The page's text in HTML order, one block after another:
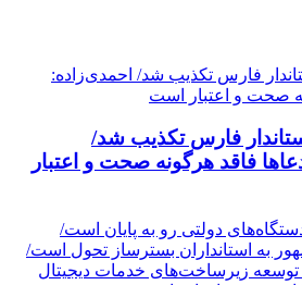
فارس تکذیب شد/
فاقد هرگونه صحت و اعتبار